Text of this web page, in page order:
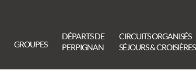
GROUPES
DÉPARTS DE
PERPIGNAN
CIRCUITS ORGANISÉS
SÉJOURS & CROISIÈRES